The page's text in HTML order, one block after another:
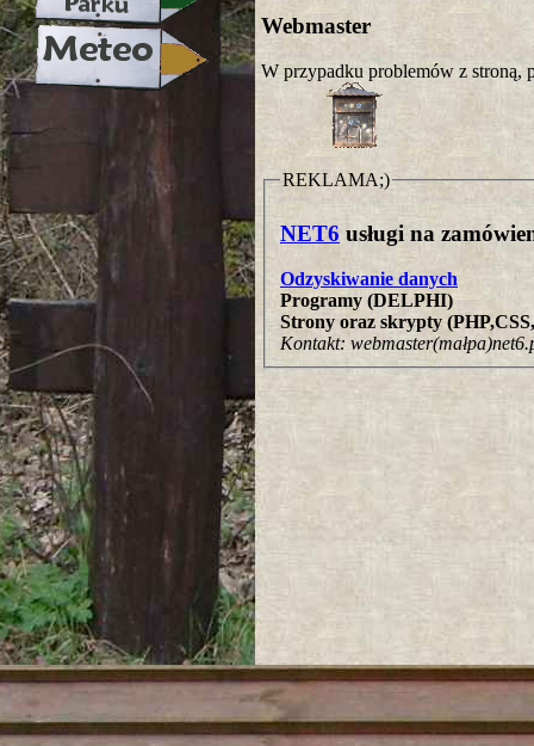
Webmaster
W przypadku problemów z stroną,
REKLAMA;)
NET6 usługi na
Odzyskiwanie danych
Programy (DELPHI)
Strony oraz skrypty
Kontakt: